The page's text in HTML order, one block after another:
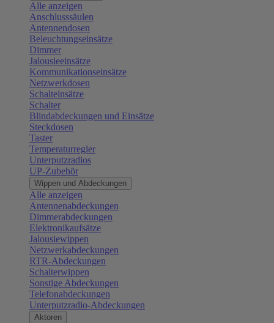
Alle anzeigen
Anschlusssäulen
Antennendosen
Beleuchtungseinsätze
Dimmer
Jalousieeinsätze
Kommunikationseinsätze
Netzwerkdosen
Schalteinsätze
Schalter
Blindabdeckungen und Einsätze
Steckdosen
Taster
Temperaturregler
Unterputzradios
UP-Zubehör
Wippen und Abdeckungen
Alle anzeigen
Antennenabdeckungen
Dimmerabdeckungen
Elektronikaufsätze
Jalousiewippen
Netzwerkabdeckungen
RTR-Abdeckungen
Schalterwippen
Sonstige Abdeckungen
Telefonabdeckungen
Unterputzradio-Abdeckungen
Aktoren